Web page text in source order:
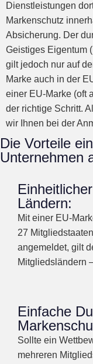
Dienstleistungen
Markenschutz
Absicherung. Der
Geistiges Eigentum
gilt jedoch nur auf
Marke auch in der
einer EU-Marke (oft
der richtige Schritt.
wir Ihnen bei der
Die Vorteile
Unternehmen
Ländern:
Mit einer EU-
27
angemeldet, gilt
Mitgliedsländern
Einfache
Sollte ein
mehreren